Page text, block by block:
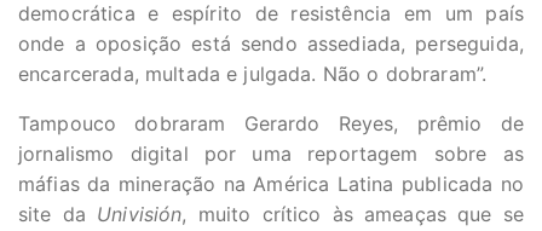
democrática e espírito de resistência em um país
onde a oposição está sendo assediada, perseguida,
encarcerada, multada e julgada. Não o dobraram”.
Tampouco dobraram Gerardo Reyes, prêmio de
jornalismo digital por uma reportagem sobre as
máfias da mineração na América Latina publicada no
site da Univisión, muito crítico às ameaças que se